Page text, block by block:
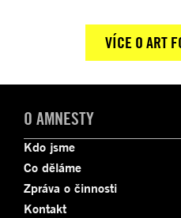
VÍCE O ART
O AMNESTY
Kdo jsme
Co děláme
Zpráva o činnosti
Kontakt